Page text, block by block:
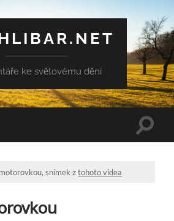
ke světovému dění
snímek ztohoto videa